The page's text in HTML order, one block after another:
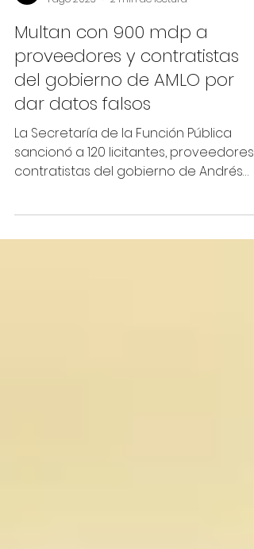
Enrique Jiménez
1 ago 2023
2 min de lectura
Multan con 900 mdp a
proveedores y contratistas
del gobierno de AMLO por
dar datos falsos
La Secretaría de la Función Pública
contratistas del gobierno de Andrés
Manuel López Obrador